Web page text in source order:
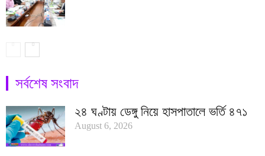
সর্বশেষ সংবাদ
২৪ ঘণ্টায় ডেঙ্গু নিয়ে হাসপাতালে ভর্তি ৪৭১
August 6, 2026